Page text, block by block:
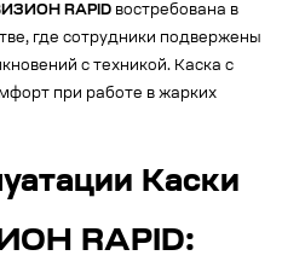
RAPID востребована в
где сотрудники подвержены
с техникой. Каска с
при работе в жарких
Каски
RAPID: